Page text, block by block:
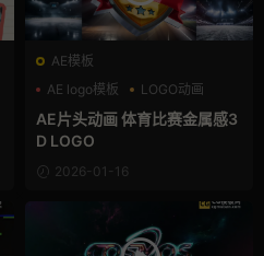
AE模板
AE logo模板
LOGO动画
三维
AE片头动画 体育比赛金属感3
D LOGO
2026-01-16